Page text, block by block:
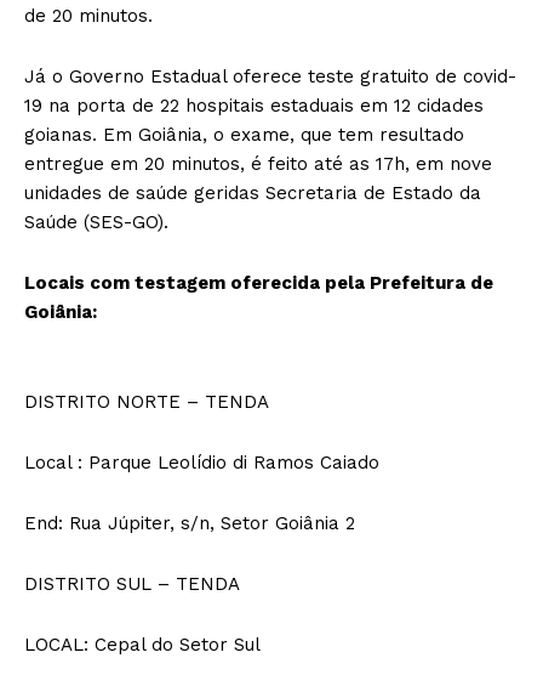
de 20 minutos.
Já o Governo Estadual oferece teste gratuito de covid-
19 na porta de 22 hospitais estaduais em 12 cidades
goianas. Em Goiânia, o exame, que tem resultado
entregue em 20 minutos, é feito até as 17h, em nove
unidades de saúde geridas Secretaria de Estado da
Saúde (SES-GO).
Locais com testagem oferecida pela Prefeitura de
Goiânia:
DISTRITO NORTE – TENDA
Local : Parque Leolídio di Ramos Caiado
End: Rua Júpiter, s/n, Setor Goiânia 2
DISTRITO SUL – TENDA
LOCAL: Cepal do Setor Sul